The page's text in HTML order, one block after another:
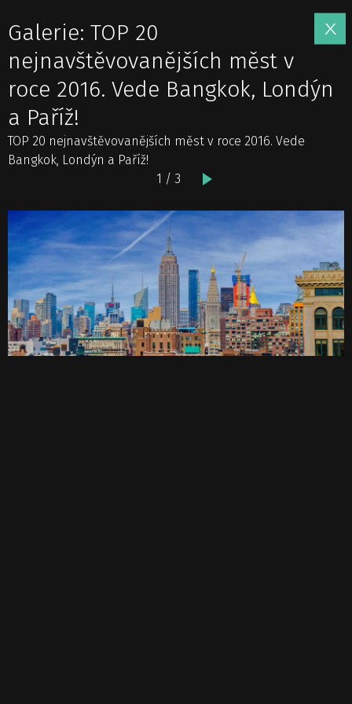
Galerie: TOP 20
nejnavštěvovanějších měst v
roce 2016. Vede Bangkok, Londýn
a Paříž!
TOP 20 nejnavštěvovanějších měst v roce 2016. Vede
Bangkok, Londýn a Paříž!
1 / 3